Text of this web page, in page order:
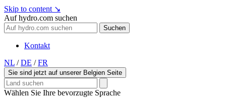
Skip to content ↘
Auf hydro.com suchen
Suchen
Kontakt
NL / DE / FR
Sie sind jetzt auf unserer Belgien Seite
Wählen Sie Ihre bevorzugte Sprache